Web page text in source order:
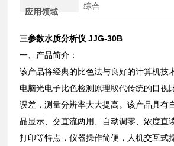
应用领域
综合
三参数水质分析仪 JJG-30B
一、产品简介：
该产品将经典的比色法与良好的计算机技
电脑光电子比色检测原理取代传统的目视
误差，测量分辨率大大提高。该产品具有
晶显示、交直流两用、自动调零、浓度直
打印等特点，仪器操作简便，人机交互式